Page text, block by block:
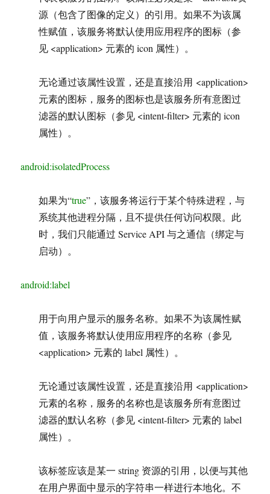
源（包含了图像的定义）的引用。如果不为该属
性赋值，该服务将默认使用应用程序的图标（参
见 <application> 元素的 icon 属性）。
无论通过该属性设置，还是直接沿用 <application>
元素的图标，服务的图标也是该服务所有意图过
滤器的默认图标（参见 <intent-filter> 元素的 icon
属性）。
android:isolatedProcess
如果为“true”，该服务将运行于某个特殊进程，与
系统其他进程分隔，且不提供任何访问权限。此
时，我们只能通过 Service API 与之通信（绑定与
启动）。
android:label
用于向用户显示的服务名称。如果不为该属性赋
值，该服务将默认使用应用程序的名称（参见
<application> 元素的 label 属性）。
无论通过该属性设置，还是直接沿用 <application>
元素的名称，服务的名称也是该服务所有意图过
滤器的默认名称（参见 <intent-filter> 元素的 label
属性）。
该标签应该是某一 string 资源的引用，以便与其他
在用户界面中显示的字符串一样进行本地化。不